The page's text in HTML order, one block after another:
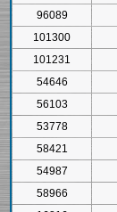
96089
101300
101231
54646
56103
53778
58421
54987
58966